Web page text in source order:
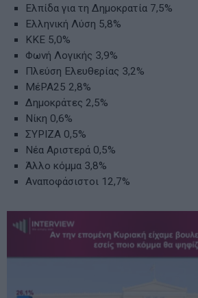
Ελπίδα για τη Δημοκρατία 7,5%
Ελληνική Λύση 5,8%
ΚΚΕ 5,0%
Φωνή Λογικής 3,9%
Πλεύση Ελευθερίας 3,2%
ΜέΡΑ25 2,8%
Δημοκράτες 2,5%
Νίκη 0,6%
ΣΥΡΙΖΑ 0,5%
Νέα Αριστερά 0,5%
Άλλο κόμμα 3,8%
Αναποφάσιστοι 12,7%